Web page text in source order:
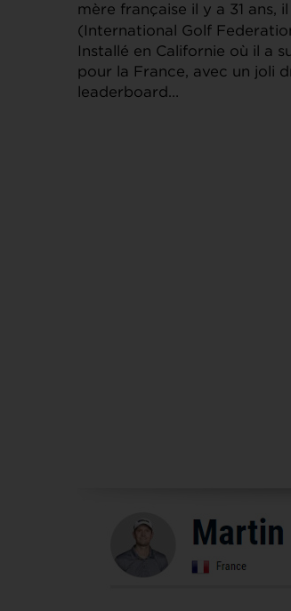
mère française il y a 31 ans,
(International Golf
Installé en Californie où il a
pour la France, avec un joli
leaderboard…